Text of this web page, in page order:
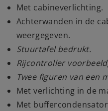
Met cabineverlichting.
Achterwanden in de
weergegeven.
Stuurtafel bedrukt.
Rijcontroller
Twee figuren van een
Met verlichting in de
Met